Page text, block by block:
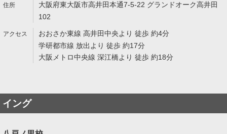
大阪府東大阪市高井田本通7-5-22 グランドオーク高井田
102
おおさか東線 高井田中央より 徒歩 約4分
学研都市線 放出より 徒歩 約17分
大阪メトロ中央線 深江橋より 徒歩 約18分
イング